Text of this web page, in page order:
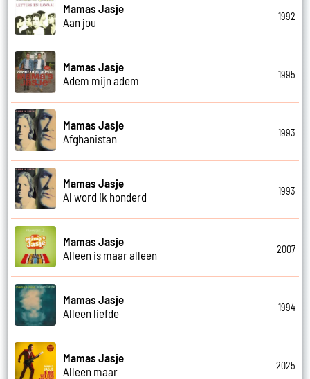
Mamas Jasje
Aan jou
1992
Mamas Jasje
Adem mijn adem
1995
Mamas Jasje
Afghanistan
1993
Mamas Jasje
Al word ik honderd
1993
Mamas Jasje
Alleen is maar alleen
2007
Mamas Jasje
Alleen liefde
1994
Mamas Jasje
Alleen maar
2025